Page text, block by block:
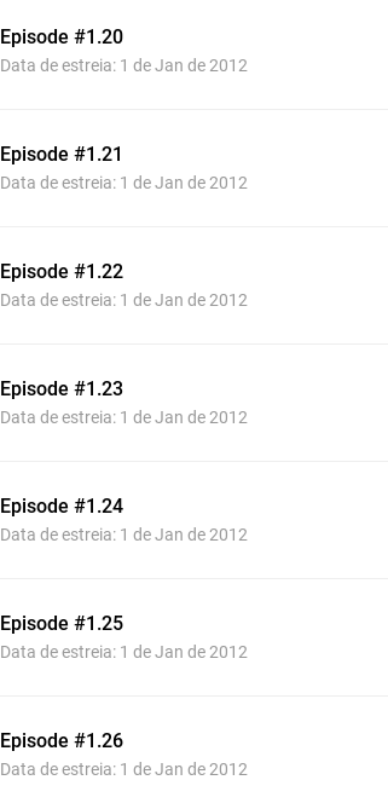
Episode #1.20
Data de estreia: 1 de Jan de 2012
Episode #1.21
Data de estreia: 1 de Jan de 2012
Episode #1.22
Data de estreia: 1 de Jan de 2012
Episode #1.23
Data de estreia: 1 de Jan de 2012
Episode #1.24
Data de estreia: 1 de Jan de 2012
Episode #1.25
Data de estreia: 1 de Jan de 2012
Episode #1.26
Data de estreia: 1 de Jan de 2012